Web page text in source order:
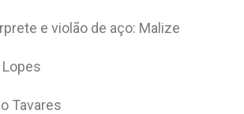
e violão de aço: Malize
Tavares